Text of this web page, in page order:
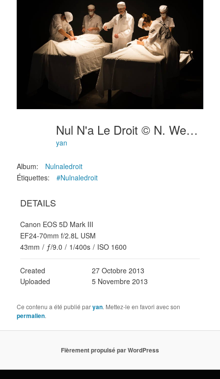
Nul N'a Le Droit © N. Wenger
yan
Album:
Nulnaledroit
Étiquettes:
#Nulnaledroit
DETAILS
Canon EOS 5D Mark III
EF24-70mm f/2.8L USM
43mm / ƒ/9.0 / 1/400s / ISO 1600
Created
27 Octobre 2013
Uploaded
5 Novembre 2013
Ce contenu a été publié paryan. Mettez-le en favori avec son
permalien.
Fièrement propulsé par WordPress